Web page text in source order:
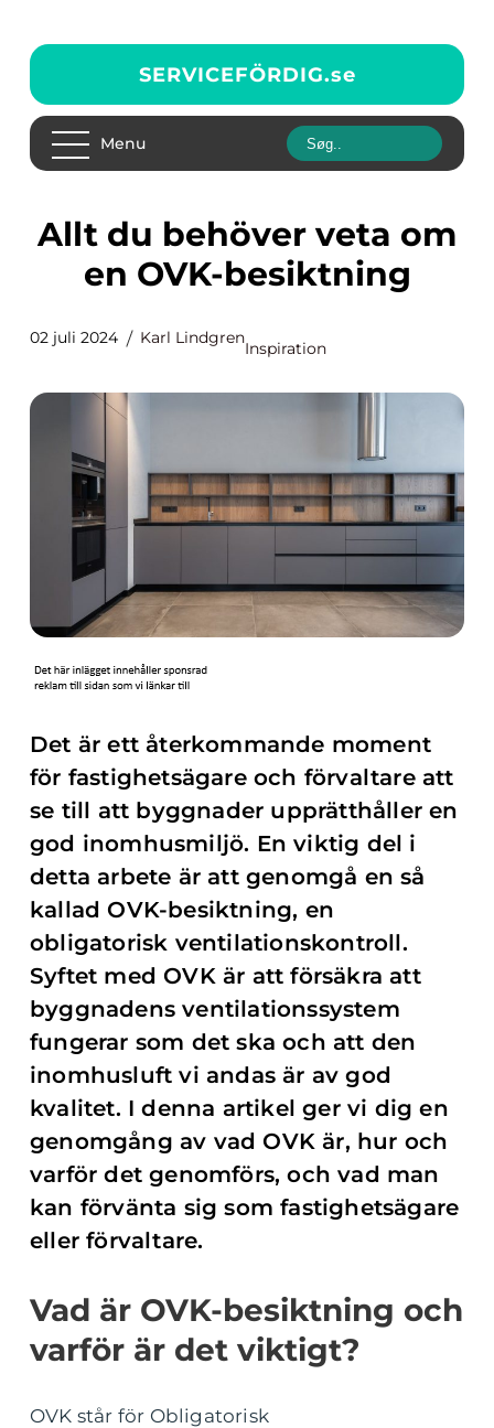
SERVICEFÖRDIG.se
Menu
Allt du behöver veta om
en OVK-besiktning
02 juli 2024 Karl Lindgren
Inspiration
Det är ett återkommande moment
för fastighetsägare och förvaltare att
se till att byggnader upprätthåller en
god inomhusmiljö. En viktig del i
detta arbete är att genomgå en så
kallad OVK-besiktning, en
obligatorisk ventilationskontroll.
Syftet med OVK är att försäkra att
byggnadens ventilationssystem
fungerar som det ska och att den
inomhusluft vi andas är av god
kvalitet. I denna artikel ger vi dig en
genomgång av vad OVK är, hur och
varför det genomförs, och vad man
kan förvänta sig som fastighetsägare
eller förvaltare.
Vad är OVK-besiktning och
varför är det viktigt?
OVK står för Obligatorisk